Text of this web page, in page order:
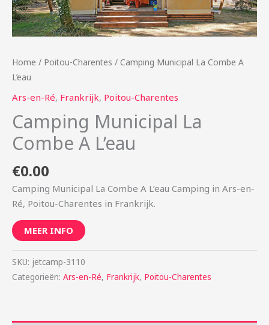
Home / Poitou-Charentes / Camping Municipal La Combe A
L’eau
Ars-en-Ré, Frankrijk, Poitou-Charentes
Camping Municipal La
Combe A L’eau
€0.00
Camping Municipal La Combe A L’eau Camping in Ars-en-
Ré, Poitou-Charentes in Frankrijk.
MEER INFO
SKU: jetcamp-3110
Categorieën: Ars-en-Ré, Frankrijk, Poitou-Charentes